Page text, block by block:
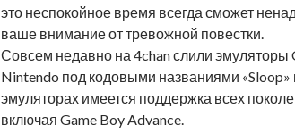
это неспокойное время всегда сможет
ваше внимание от тревожной повестки.
Совсем недавно на 4chan слили эмуляторы
Nintendo под кодовыми названиями «Sloop»
эмуляторах имеется поддержка всех
включая Game Boy Advance.